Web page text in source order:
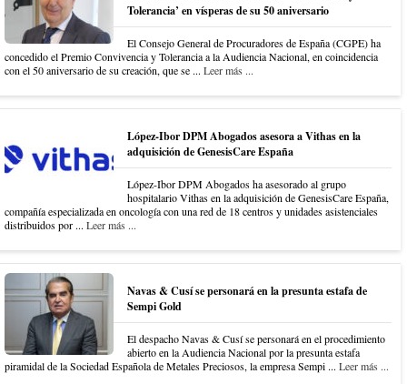
Tolerancia’ en vísperas de su 50 aniversario
El Consejo General de Procuradores de España (CGPE) ha
concedido el Premio Convivencia y Tolerancia a la Audiencia Nacional, en coincidencia
con el 50 aniversario de su creación, que se ... Leer más ...
López-Ibor DPM Abogados asesora a Vithas en la
adquisición de GenesisCare España
López-Ibor DPM Abogados ha asesorado al grupo
hospitalario Vithas en la adquisición de GenesisCare España,
compañía especializada en oncología con una red de 18 centros y unidades asistenciales
distribuidos por ... Leer más ...
Navas & Cusí se personará en la presunta estafa de
Sempi Gold
El despacho Navas & Cusí se personará en el procedimiento
abierto en la Audiencia Nacional por la presunta estafa
piramidal de la Sociedad Española de Metales Preciosos, la empresa Sempi ... Leer más ...